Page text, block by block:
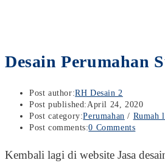
Desain Perumahan
Post author:RH Desain 2
Post published: April 24, 2020
Post category:Perumahan / Rumah
Post comments:0 Comments
Kembali lagi di website Jasa